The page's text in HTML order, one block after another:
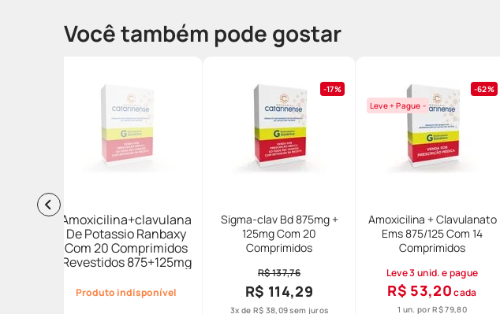
Você também pode gostar
Amoxicilina+clavulanato
De Potassio Ranbaxy
Com 20 Comprimidos
Revestidos 875+125mg
Produto indisponível
17%
Sigma-clav Bd 875mg +
125mg Com 20
Comprimidos
R$ 137,76
R$ 114,29
3x de R$ 38,09sem juros
Leve + Pague -
62%
Amoxicilina + Clavulanato
Ems 875/125 Com 14
Comprimidos
Leve 3 unid. e pague
R$ 53,20cada
1 un. porR$ 79,80